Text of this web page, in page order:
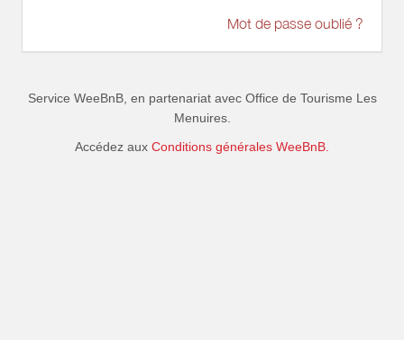
Mot de passe oublié ?
Service WeeBnB, en partenariat avec Office de Tourisme Les
Menuires.
Accédez aux Conditions générales WeeBnB.